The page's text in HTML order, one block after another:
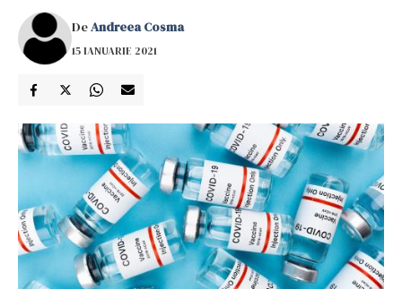
DeAndreea Cosma
15 IANUARIE 2021